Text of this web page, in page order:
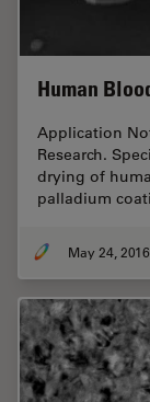
Human
Application
Research.
drying of
palladium
May 24, 2016